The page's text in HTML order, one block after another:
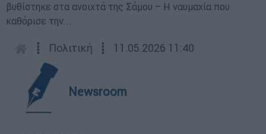
βυθίστηκε στα ανοιχτά της Σάμου – Η ναυμαχία που
καθόρισε την...
┋ Πολιτική ┋ 11.05.2026 11:40
Newsroom